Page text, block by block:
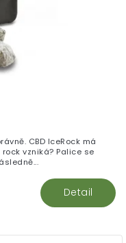
Detail
CBD IceRock má
vzniká? Palice se